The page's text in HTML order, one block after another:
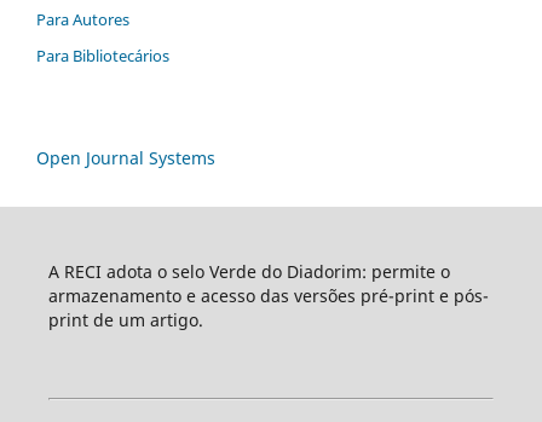
Para Autores
Para Bibliotecários
Open Journal Systems
A RECI adota o selo Verde do Diadorim: permite o
armazenamento e acesso das versões pré-print e pós-
print de um artigo.